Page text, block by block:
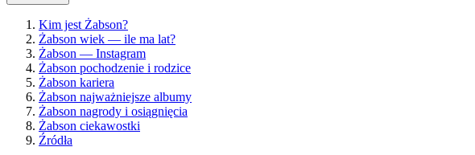
Kim jest Żabson?
Żabson wiek — ile ma lat?
Żabson — Instagram
Żabson pochodzenie i rodzice
Żabson kariera
Żabson najważniejsze albumy
Żabson nagrody i osiągnięcia
Żabson ciekawostki
Źródła